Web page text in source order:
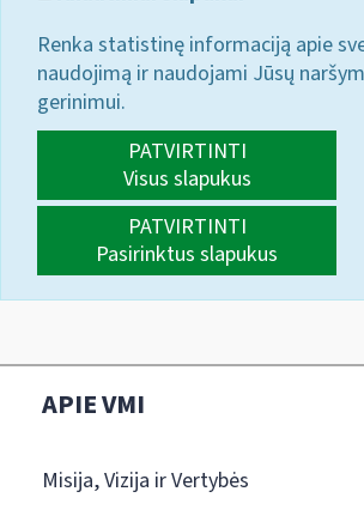
Renka statistinę informaciją apie
naudojimą ir naudojami Jūsų
gerinimui.
PATVIRTINTI
Visus slapukus
PATVIRTINTI
Pasirinktus slapukus
APIE VMI
Misija, Vizija ir Vertybės